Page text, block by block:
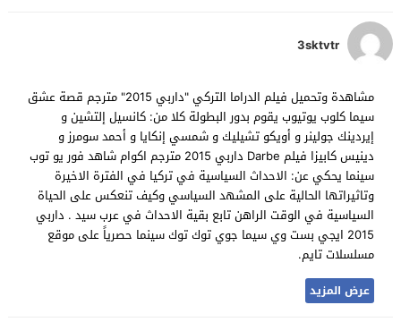
3sktvtr
مشاهدة وتحميل فيلم الدراما التركي "داربي 2015" مترجم قصة عشق
سيما كلوب يوتيوب يقوم بدور البطولة كلا من: كانسيل إلتشين و
إيردينك جولينر و أويكو تشيليك و شمسي إنكايا و أحمد سومرز و
دينيس كابيزا فيلم Darbe داربي 2015 مترجم اكوام شاهد فور يو توب
سينما يحكي عن: الاحداث السياسية في تركيا في الفترة الاخيرة
وتاثيراتها الحالية على المشهد السياسي وكيف تنعكس على الحياة
السياسية في الوقت الراهن تابع بقية الاحداث في عرب سيد . داربي
2015 ايجي بست وي سيما جوي توك توك سينما حصرياً على موقع
مسلسلات تايم.
عرض المزيد